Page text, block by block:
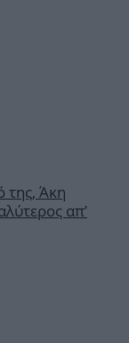
της, Άκη
απ’